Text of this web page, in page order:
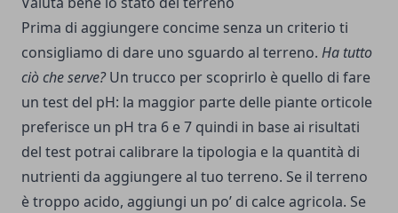
Prima di aggiungere concime senza un criterio ti
consigliamo di dare uno sguardo al terreno. Ha tutto
ciò che serve?Un trucco per scoprirlo è quello di fare
un test del pH: la maggior parte delle piante orticole
preferisce un pH tra 6 e 7 quindi in base ai risultati
del test potrai calibrare la tipologia e la quantità di
nutrienti da aggiungere al tuo terreno. Se il terreno
è troppo acido, aggiungi un po’ di calce agricola. Se